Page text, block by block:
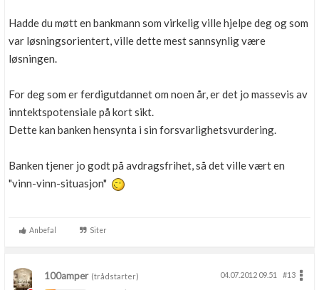
Hadde du møtt en bankmann som virkelig ville hjelpe deg og som
var løsningsorientert, ville dette mest sannsynlig være
løsningen.
For deg som er ferdigutdannet om noen år, er det jo massevis av
inntektspotensiale på kort sikt.
Dette kan banken hensynta i sin forsvarlighetsvurdering.
Banken tjener jo godt på avdragsfrihet, så det ville vært en
"vinn-vinn-situasjon"
Anbefal Siter
100amper(trådstarter) 04.07.2012 09.51
#13